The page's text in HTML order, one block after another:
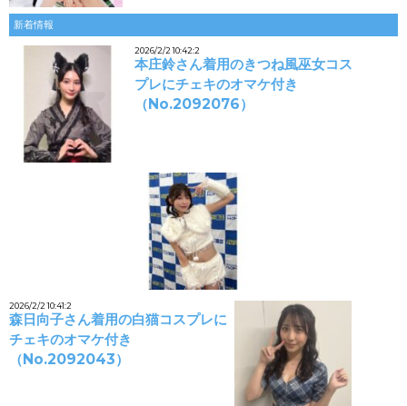
新着情報
2026/2/2 10:42:2
本庄鈴さん着用のきつね風巫女コス
プレにチェキのオマケ付き
（No.2092076）
2026/2/2 10:41:2
森日向子さん着用の白猫コスプレに
チェキのオマケ付き
（No.2092043）